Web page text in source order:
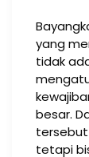
yang
tidak
besar.
tersebut
tetapi